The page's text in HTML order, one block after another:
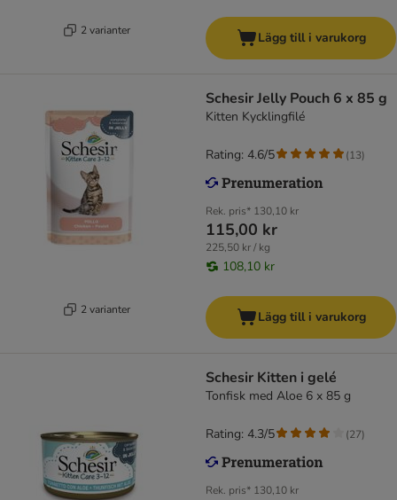
2 varianter Lägg till i varukorg
2 varianter
Schesir Jelly Pouch 6 x 85 g
Kitten Kycklingfilé
Rek. pris* 130,10 kr
115,00 kr
225,50 kr / kg
108,10 kr
Rating: 4.6/5 (13)
Lägg till i varukorg
Schesir Kitten i gelé
Tonfisk med Aloe 6 x 85 g
Rek. pris* 130,10 kr
Rating: 4.3/5 (27)